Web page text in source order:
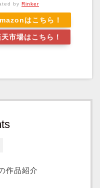
by Rinker
はこちら！
市場はこちら！
作品紹介